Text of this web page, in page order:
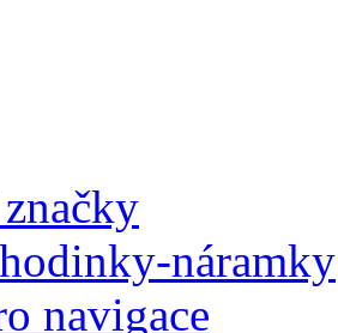
náramky
navigace